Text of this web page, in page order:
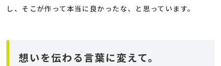
し、そこが作って本当に良かったな、と思っています。
想いを伝わる言葉に変えて。